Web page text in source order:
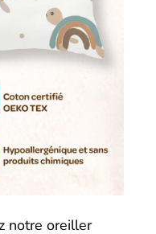
notre oreiller